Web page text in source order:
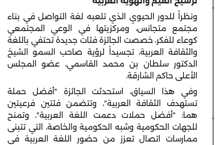
ونظراً للدور الحيوي الذي تلعبه لغة التواصل في بناء
مجتمع متجانس، ومركزيتها في الوعي المجتمعي
كوعاء للفكر، خصصت الجائزة فئات جديدة تحتفي باللغة
والثقافة العربية، تجسيداً لرؤية صاحب السمو الشيخ
الدكتور سلطان بن محمد القاسمي، عضو المجلس
الأعلى حاكم الشارقة.
وفي هذا السياق، استحدثت الجائزة "أفضل حملة
تستهدف الثقافة العربية"، وتتضمن فئتين فرعيتين
هما: "أفضل حملات دعمت اللغة العربية"، وتمنح
للجهات الحكومية وشبه الحكومية والخاصة، التي تتبنى
ممارسات اتصال تعزز من حضور اللغة العربية في